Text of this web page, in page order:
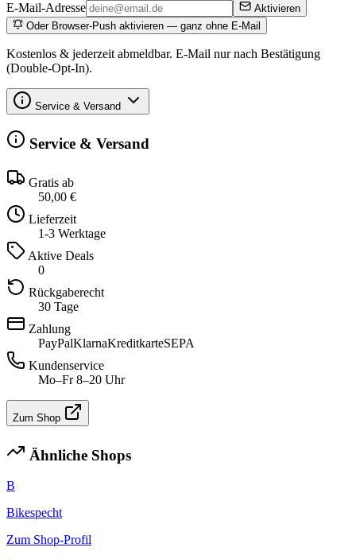
E-Mail-Adresse
Aktivieren
Oder Browser-Push aktivieren — ganz ohne E-Mail
Kostenlos & jederzeit abmeldbar. E-Mail nur nach Bestätigung
(Double-Opt-In).
Service & Versand
Service & Versand
Gratis ab
50,00 €
Lieferzeit
1-3 Werktage
Aktive Deals
0
Rückgaberecht
30 Tage
Zahlung
PayPalKlarnaKreditkarteSEPA
Kundenservice
Mo–Fr 8–20 Uhr
Zum Shop
Ähnliche Shops
B
Bikespecht
Zum Shop-Profil